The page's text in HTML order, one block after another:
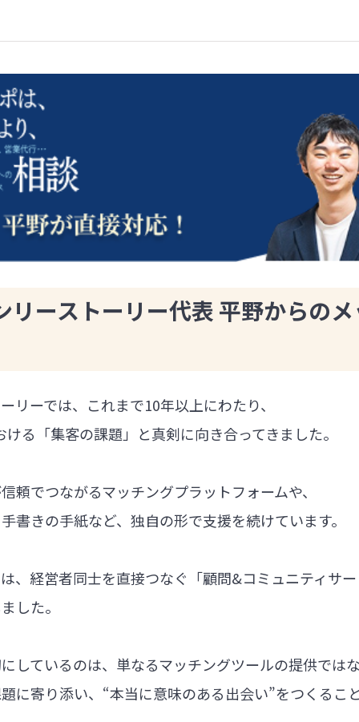
リーストーリー代表 平野からの
リーでは、これまで10年以上にわたり、
る「集客の課題」と真剣に向き合ってきました。
頼でつながるマッチングプラットフォームや、
書きの手紙など、独自の形で支援を続けています。
、経営者同士を直接つなぐ「顧問&コミュニティサ
した。
しているのは、単なるマッチングツールの提供では
に寄り添い、“本当に意味のある出会い”をつくるこ